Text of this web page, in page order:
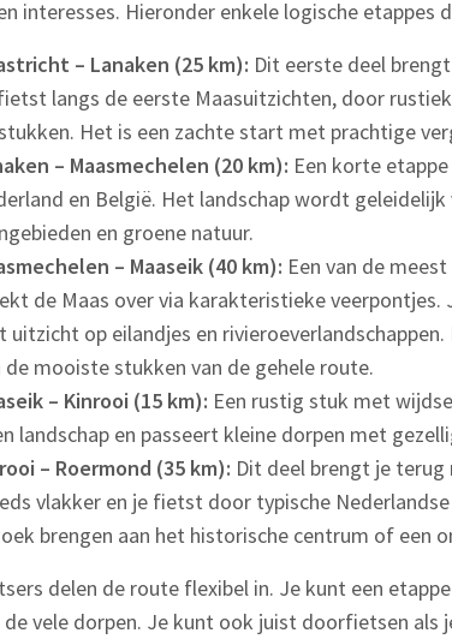
interesses. Hieronder enkele logische etappes
– Lanaken (25 km): Dit eerste deel
langs de eerste Maasuitzichten, door
Het is een zachte start met prachtige
– Maasmechelen (20 km): Een korte
en België. Het landschap wordt
en groene natuur.
– Maaseik (40 km): Een van de
de Maas over via karakteristieke
uitzicht op eilandjes en
de mooiste stukken van de gehele route.
– Kinrooi (15 km): Een rustig stuk met
landschap en passeert kleine dorpen met
– Roermond (35 km): Dit deel brengt je
vlakker en je fietst door typische
brengen aan het historische centrum of een
delen de route flexibel in. Je kunt een
de vele dorpen. Je kunt ook juist doorfietsen